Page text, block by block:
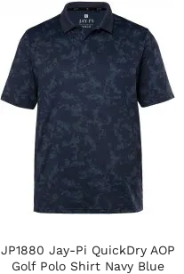
JP1880 Jay-Pi QuickDry AOP
Golf Polo Shirt Navy Blue